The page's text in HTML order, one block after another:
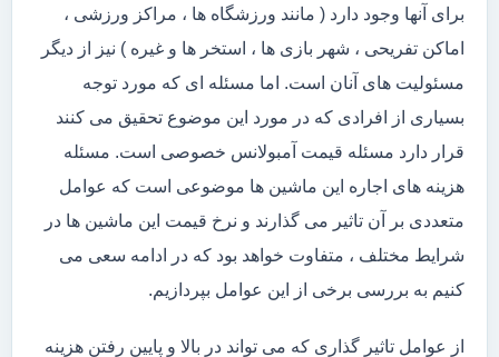
برای آنها وجود دارد ( مانند ورزشگاه ها ، مراکز ورزشی ،
اماکن تفریحی ، شهر بازی ها ، استخر ها و غیره ) نیز از دیگر
مسئولیت های آنان است. اما مسئله ای که مورد توجه
بسیاری از افرادی که در مورد این موضوع تحقیق می کنند
قرار دارد مسئله قیمت آمبولانس خصوصی است. مسئله
هزینه های اجاره این ماشین ها موضوعی است که عوامل
متعددی بر آن تاثیر می گذارند و نرخ قیمت این ماشین ها در
شرایط مختلف ، متفاوت خواهد بود که در ادامه سعی می
کنیم به بررسی برخی از این عوامل بپردازیم.
از عوامل تاثیر گذاری که می تواند در بالا و پایین رفتن هزینه